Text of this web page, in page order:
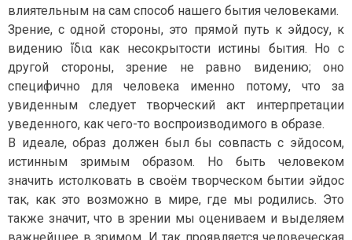
влиятельным на сам способ нашего бытия человеками.
Зрение, с одной стороны, это прямой путь к эйдосу, к
видению ἴδια как несокрытости истины бытия. Но с
другой стороны, зрение не равно видению; оно
специфично для человека именно потому, что за
увиденным следует творческий акт интерпретации
уведенного, как чего-то воспроизводимого в образе.
В идеале, образ должен был бы совпасть с эйдосом,
истинным зримым образом. Но быть человеком
значить истолковать в своём творческом бытии эйдос
так, как это возможно в мире, где мы родились. Это
также значит, что в зрении мы оцениваем и выделяем
важнейшее в зримом. И так проявляется человеческая